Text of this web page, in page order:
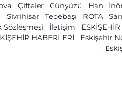
Çifteler Günyüzü Han
Sivrihisar Tepebaşı ROTA
Sözleşmesi İletişim
HABERLERİ
Eskişehir